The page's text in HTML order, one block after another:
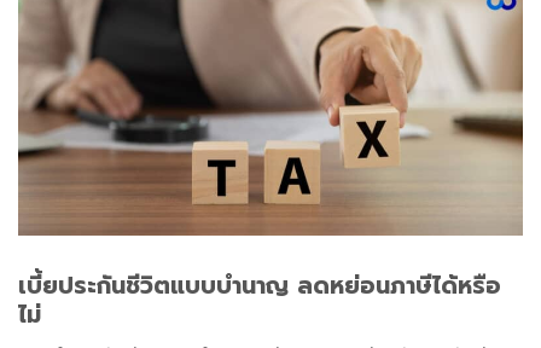
เบี้ยประกันชีวิตแบบบำนาญ ลดหย่อนภาษีได้หรือ
ไม่